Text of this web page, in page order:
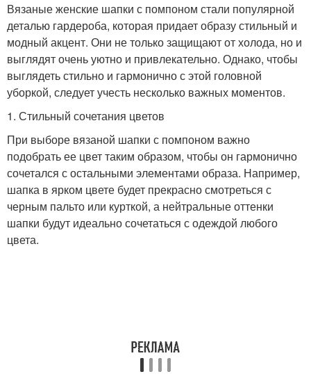
Вязаные женские шапки с помпоном стали популярной
деталью гардероба, которая придает образу стильный и
модный акцент. Они не только защищают от холода, но и
выглядят очень уютно и привлекательно. Однако, чтобы
выглядеть стильно и гармонично с этой головной
уборкой, следует учесть несколько важных моментов.
1. Стильный сочетания цветов
При выборе вязаной шапки с помпоном важно
подобрать ее цвет таким образом, чтобы он гармонично
сочетался с остальными элементами образа. Например,
шапка в ярком цвете будет прекрасно смотреться с
черным пальто или курткой, а нейтральные оттенки
шапки будут идеально сочетаться с одеждой любого
цвета.